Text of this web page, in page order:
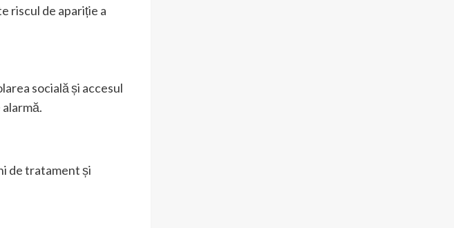
riscul de apariție a
socială și accesul
de tratament și